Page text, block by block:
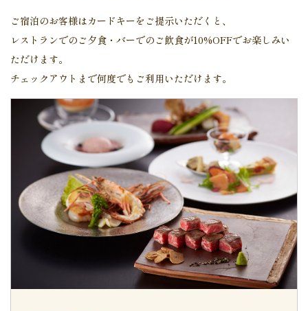
ご宿泊のお客様はカードキーをご提示いただくと、
レストランでのご夕食・バーでのご飲食が10%OFFでお楽しみい
ただけます。
チェックアウトまで何度でもご利用いただけます。